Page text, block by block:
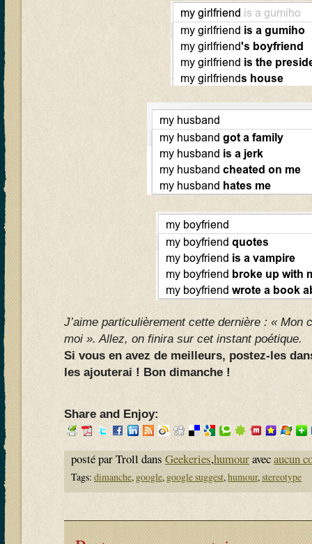
J’aime particulièrement cette dernière : « Mon
moi ». Allez, on finira sur cet instant poétique.
Si vous en avez de meilleurs, postez-les
les ajouterai ! Bon dimanche !
Share and Enjoy:
posté par Troll dans Geekeries,humouravecaucun
Tags: dimanche, google, google suggest,humour,stereotype